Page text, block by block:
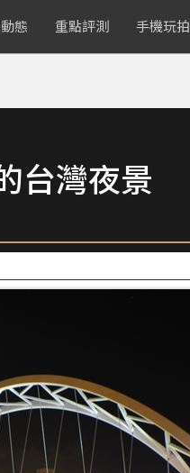
態 重點評測 手機玩拍
台灣夜景